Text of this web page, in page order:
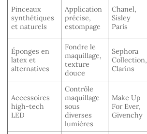
Pinceaux
synthétiques
et naturels
Application
précise,
estompage
Chanel,
Sisley
Paris
Éponges en
latex et
alternatives
Fondre le
maquillage,
texture
douce
Sephora
Collection,
Clarins
Accessoires
high-tech
LED
Contrôle
maquillage
sous
diverses
lumières
Make Up
For Ever,
Givenchy